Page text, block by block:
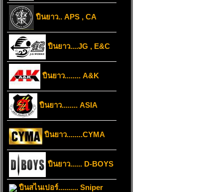
ปืนยาว.. APS , CA
ปืนยาว....JG , E&C
ปืนยาว........ A&K
ปืนยาว........ ASIA
ปืนยาว........CYMA
ปืนยาว...... D-BOYS
ปืนสไนเปอร์.......... Sniper